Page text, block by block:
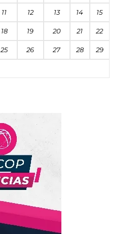
11 12 13 14 15
18 19 20 21 22
25 26 27 28 29